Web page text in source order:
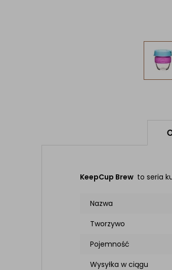
KeepCup Brew to seria
Nazwa
Tworzywo
Pojemność
Wysyłka w ciągu